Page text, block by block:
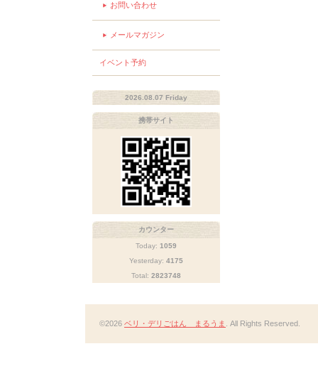
お問い合わせ
メールマガジン
イベント予約
2026.08.07 Friday
携帯サイト
カウンター
Today: 1059
Yesterday: 4175
Total: 2823748
©2026 ベリ・デリごはん まるうま . All Rights Reserved.